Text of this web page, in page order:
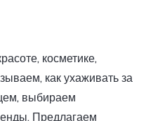
косметике,
как ухаживать за
выбираем
Предлагаем